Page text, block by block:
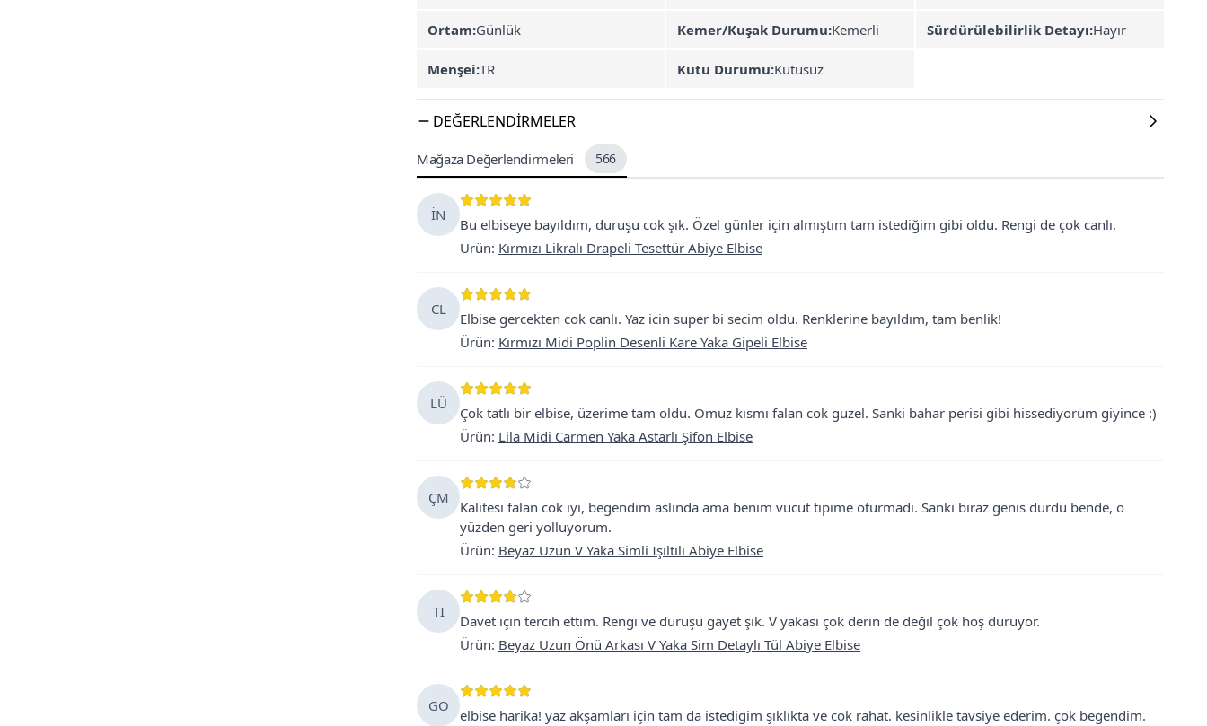
Ortam:Günlük Kemer/Kuşak Durumu:Kemerli Sürdürülebilirlik Detayı:Hayır
Menşei:TR Kutu Durumu:Kutusuz
DEĞERLENDIRMELER
Mağaza Değerlendirmeleri 566
İN
Bu elbiseye bayıldım, duruşu cok şık. Özel günler için almıştım tam istediğim gibi oldu. Rengi de çok canlı.
Ürün: Kırmızı Likralı Drapeli Tesettür Abiye Elbise
CL
Elbise gercekten cok canlı. Yaz icin super bi secim oldu. Renklerine bayıldım, tam benlik!
Ürün: Kırmızı Midi Poplin Desenli Kare Yaka Gipeli Elbise
LÜ
Çok tatlı bir elbise, üzerime tam oldu. Omuz kısmı falan cok guzel. Sanki bahar perisi gibi hissediyorum giyince :)
Ürün: Lila Midi Carmen Yaka Astarlı Şifon Elbise
ÇM
Kalitesi falan cok iyi, begendim aslında ama benim vücut tipime oturmadi. Sanki biraz genis durdu bende, o
yüzden geri yolluyorum.
Ürün: Beyaz Uzun V Yaka Simli Işıltılı Abiye Elbise
TI
Davet için tercih ettim. Rengi ve duruşu gayet şık. V yakası çok derin de değil çok hoş duruyor.
Ürün: Beyaz Uzun Önü Arkası V Yaka Sim Detaylı Tül Abiye Elbise
GO
elbise harika! yaz akşamları için tam da istedigim şıklıkta ve cok rahat. kesinlikle tavsiye ederim. çok begendim.